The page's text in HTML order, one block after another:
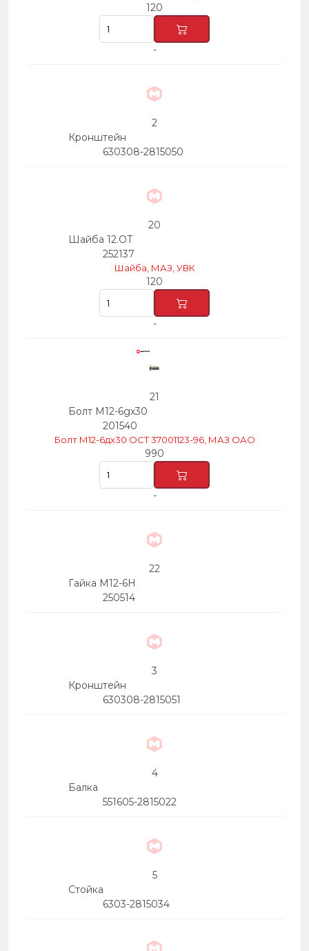
120
-
2
Кронштейн
630308-2815050
20
Шайба 12.ОТ
252137
Шайба, МАЗ, УВК
120
-
21
Болт М12-6gх30
201540
Болт М12-6дх30 ОСТ 37001123-96, МАЗ ОАО
990
-
22
Гайка М12-6Н
250514
3
Кронштейн
630308-2815051
4
Балка
551605-2815022
5
Стойка
6303-2815034